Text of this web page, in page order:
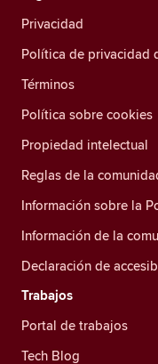
Privacidad
Política de privacidad
Términos
Política sobre cookies
Propiedad intelectual
Reglas de la
Información sobre la
Información de la
Declaración de
Trabajos
Portal de trabajos
Tech Blog